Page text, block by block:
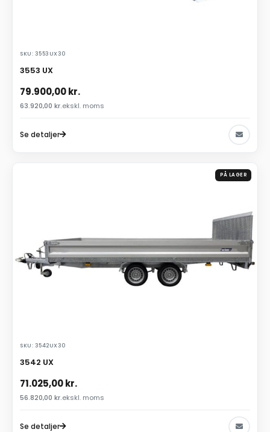
SKU: 3553UX30
3553 UX
79.900,00kr.
63.920,00 kr.ekskl. moms
Se detaljer
PÅ LAGER
SKU: 3542UX30
3542 UX
71.025,00kr.
56.820,00 kr.ekskl. moms
Se detaljer